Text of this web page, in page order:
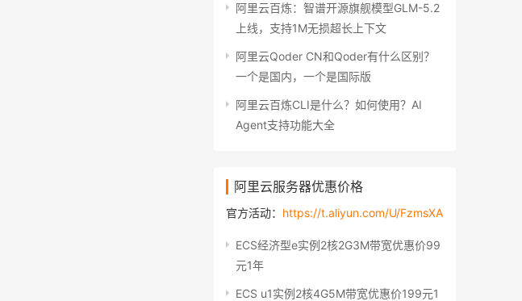
阿里云百炼：智谱开源旗舰模型GLM-5.2
上线，支持1M无损超长上下文
阿里云Qoder CN和Qoder有什么区别？
一个是国内，一个是国际版
阿里云百炼CLI是什么？如何使用？AI
Agent支持功能大全
阿里云服务器优惠价格
官方活动： https://t.aliyun.com/U/FzmsXA
ECS经济型e实例2核2G3M带宽优惠价99
元1年
ECS u1实例2核4G5M带宽优惠价199元1